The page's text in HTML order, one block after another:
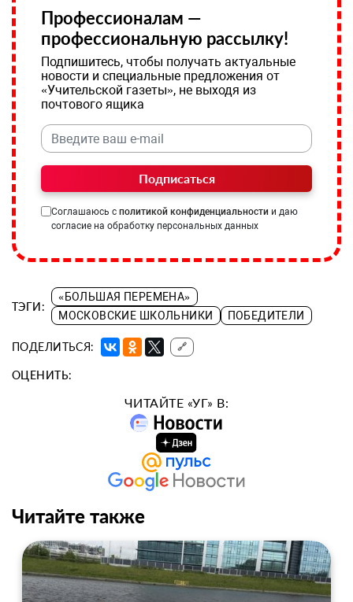
Профессионалам —
профессиональную рассылку!
Подпишитесь, чтобы получать актуальные
новости и специальные предложения от
«Учительской газеты», не выходя из
почтового ящика
Подписаться
Соглашаюсь с политикой конфиденциальности и даю
согласие на обработку персональных данных
ТЭГИ:
«БОЛЬШАЯ ПЕРЕМЕНА»
МОСКОВСКИЕ ШКОЛЬНИКИ
ПОБЕДИТЕЛИ
ПОДЕЛИТЬСЯ: 🔗
ОЦЕНИТЬ:
ЧИТАЙТЕ «УГ» В:
Читайте также